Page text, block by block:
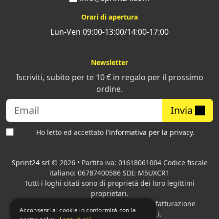
tramite call center fino alla verifica del file PDF. Questo
approccio assicura un processo di produzione fluido ed
efficiente, ideale per chi cerca una rilegatura copertina
rigida di alta qualità con tempi di realizzazione e costi
ottimizzati.
Garantiamo ai nostri clienti un valore percepito
stampa o cambiamenti di finitura dell’ultima ora.
Questo è particolarmente importante nella rilegatura
libri con copertina rigida, dove spesso si richiedono
modifiche di fine tuning per raggiungere la perfezione.
Orari di apertura
Lun-Ven 09:00-13:00/14:00-17:00
Newsletter
Iscriviti, subito per te 10 € in regalo per il prossimo
ordine.
Invia
Ho letto ed accettato l'informativa per la privacy.
Sprint24 srl © 2026 • Partita iva: 01618061004 Codice fiscale
italiano: 06787400586 SDI: M5UXCR1
Tutti i loghi citati sono di proprietà dei loro legittimi
proprietari.
adibita alla fatturazione
elettronica per gli Enti pubblici.
Acconsenti ai cookie in conformità con la